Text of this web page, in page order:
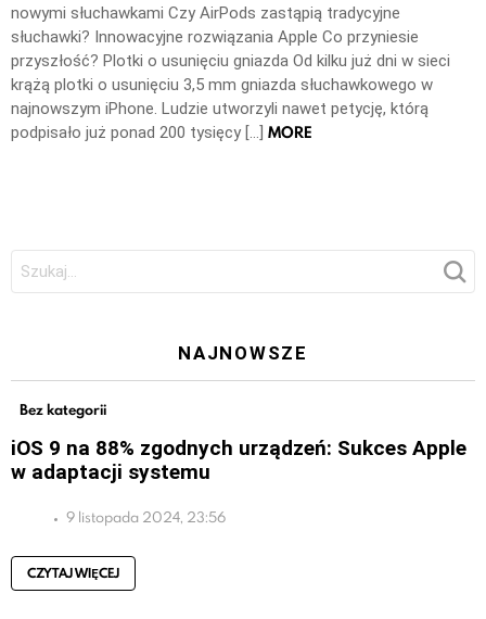
nowymi słuchawkami Czy AirPods zastąpią tradycyjne
słuchawki? Innowacyjne rozwiązania Apple Co przyniesie
przyszłość? Plotki o usunięciu gniazda Od kilku już dni w sieci
krążą plotki o usunięciu 3,5 mm gniazda słuchawkowego w
najnowszym iPhone. Ludzie utworzyli nawet petycję, którą
podpisało już ponad 200 tysięcy […] MORE
Szukaj:
NAJNOWSZE
Bez kategorii
iOS 9 na 88% zgodnych urządzeń: Sukces Apple
w adaptacji systemu
9 listopada 2024, 23:56
CZYTAJ WIĘCEJ